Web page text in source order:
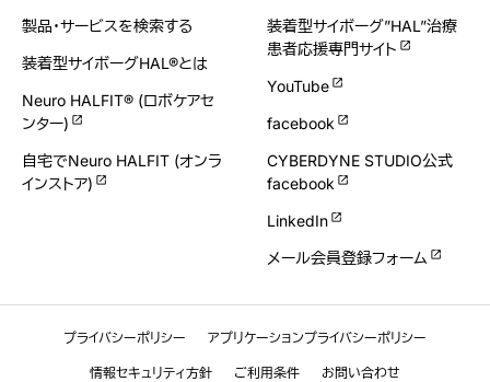
製品・サービスを検索する
装着型サイボーグHAL®とは
Neuro HALFIT® (ロボケアセ
ンター)
自宅でNeuro HALFIT (オンラ
インストア)
装着型サイボーグ”HAL”治療
患者応援専門サイト
YouTube
facebook
CYBERDYNE STUDIO公式
facebook
LinkedIn
メール会員登録フォーム
プライバシーポリシー アプリケーションプライバシーポリシー
情報セキュリティ方針 ご利用条件 お問い合わせ